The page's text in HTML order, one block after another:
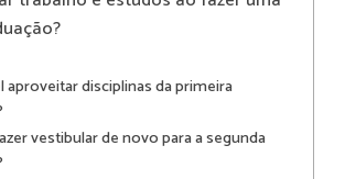
aproveitar disciplinas da primeira
vestibular de novo para a segunda